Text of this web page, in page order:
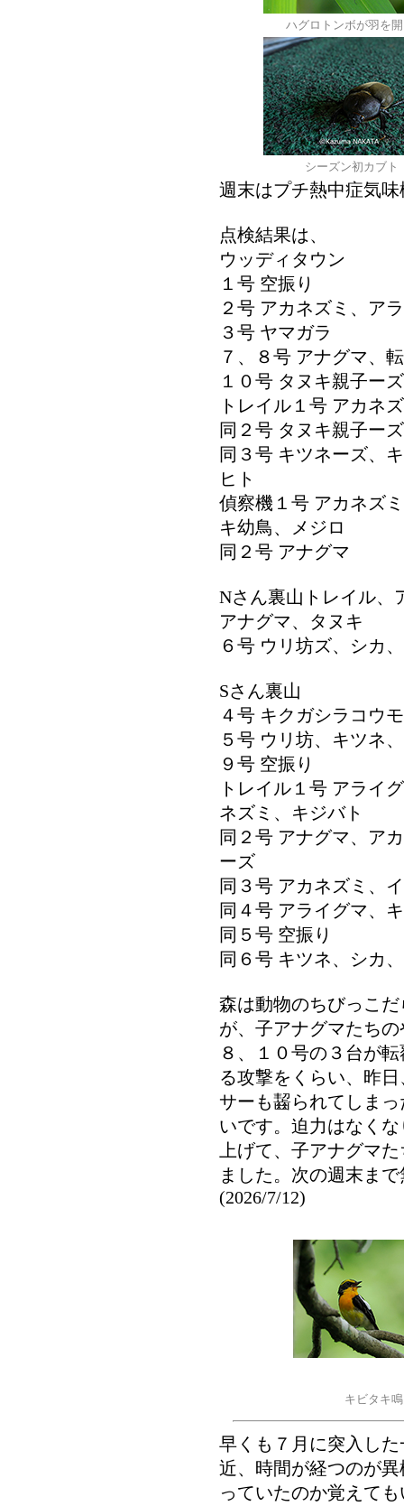
ハグロトンボが羽を
シーズン初カブト
週末はプチ熱中症気
点検結果は、
ウッディタウン
１号 空振り
２号 アカネズミ、ア
３号 ヤマガラ
７、８号 アナグマ、
１０号 タヌキ親子ー
トレイル１号 アカネ
同２号 タヌキ親子ー
同３号 キツネーズ、
ヒト
偵察機１号 アカネズ
キ幼鳥、メジロ
同２号 アナグマ
Nさん裏山トレイル、
アナグマ、タヌキ
６号 ウリ坊ズ、シカ
Sさん裏山
４号 キクガシラコウ
５号 ウリ坊、キツネ
９号 空振り
トレイル１号 アライ
ネズミ、キジバト
同２号 アナグマ、ア
ーズ
同３号 アカネズミ、
同４号 アライグマ、
同５号 空振り
同６号 キツネ、シカ
森は動物のちびっこ
が、子アナグマたち
８、１０号の３台が
る攻撃をくらい、昨
サーも齧られてしま
いです。迫力はなく
上げて、子アナグマ
ました。次の週末ま
(2026/7/12)
キビタキ
早くも７月に突入し
近、時間が経つのが
っていたのか覚えて